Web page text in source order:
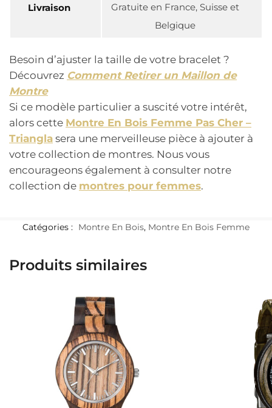
Livraison
Gratuite en France, Suisse et
Belgique
Besoin d’ajuster la taille de votre bracelet ?
Découvrez Comment Retirer un Maillon de
Montre
Si ce modèle particulier a suscité votre intérêt,
alors cette Montre En Bois Femme Pas Cher –
Triangla sera une merveilleuse pièce à ajouter à
votre collection de montres. Nous vous
encourageons également à consulter notre
collection de montres pour femmes.
Catégories : Montre En Bois, Montre En Bois Femme
Produits similaires